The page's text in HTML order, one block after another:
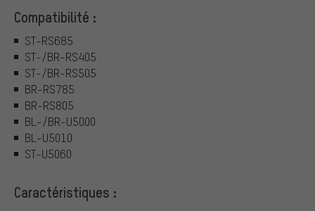
Compatibilité :
ST-RS685
ST-/BR-RS405
ST-/BR-RS505
BR-RS785
BR-RS805
BL-/BR-U5000
BL-U5010
ST-U5060
Caractéristiques :